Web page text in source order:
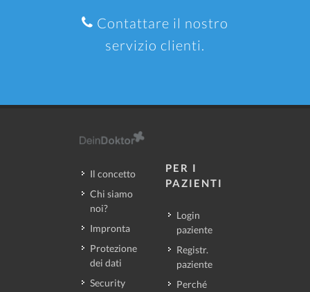
Contattare il nostro
servizio clienti.
Il concetto
Chi siamo
noi?
Impronta
Protezione
dei dati
Security
PER I
PAZIENTI
Login
paziente
Registr.
paziente
Perché